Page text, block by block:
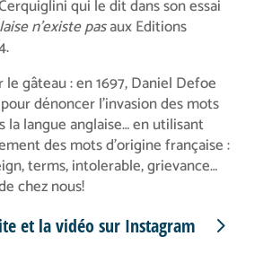
qui le dit dans son essai
n’existe pasaux Editions
le gâteau : en 1697, Daniel Defoe
dénoncer l’invasion des mots
la langue anglaise… en utilisant
des mots d’origine française :
terms, intolerable, grievance…
chez nous!
et la vidéo sur Instagram